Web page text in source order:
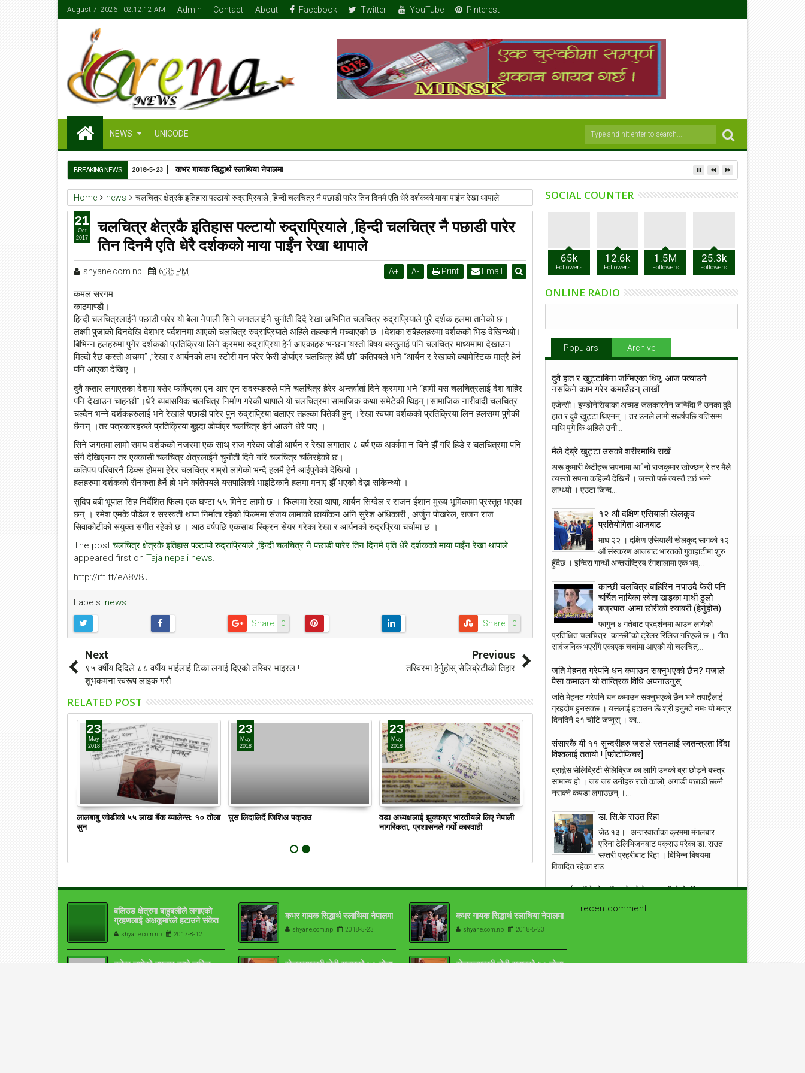
August 7, 2026 02:12:12 AM Admin Contact About Facebook Twitter YouTube Pinterest
NEWS UNICODE
BREAKING NEWS कभर गायक सिद्धार्थ स्लाथिया नेपालमा
2018-5-23
Home news चलचित्र क्षेत्रकै इतिहास पल्टायो रुद्राप्रियाले ,हिन्दी चलचित्र नै पछाडी पारेर तिन दिनमै एति धेरै दर्शकको माया पाईंन रेखा थापाले
चलचित्र क्षेत्रकै इतिहास पल्टायो रुद्राप्रियाले ,हिन्दी चलचित्र नै पछाडी पारेर
तिन दिनमै एति धेरै दर्शकको माया पाईंन रेखा थापाले
shyane.com.np 6:35 PM A+ A- Print Email
कमल सरगम
काठमाण्डौ।
हिन्दी चलचित्रलाईनै पछाडी पारेर यो बेला नेपाली सिने जगतलाईनै चुनौती दिदै रेखा अभिनित चलचित्र रुद्राप्रियाले पुरै दर्शक हलमा तानेको छ।
लक्ष्मी पुजाको दिनदेखि देशभर पर्दशनमा आएको चलचित्र रुद्राप्रियाले अहिले तहल्कानै मच्चाएको छ ।देशका सबैहलहरुमा दर्शकको भिड देखिन्थ्यो।
बिभिन्न हलहरुमा पुगेर दर्शकको प्रतिक्रिया लिने क्रममा रुद्राप्रिया हेर्न आएकाहरु भन्छन”यस्तो बिषय बस्तुलाई पनि चलचित्र माध्यमामा देखाउन
मिल्दो रैछ कस्तो अचम्म” ,”रेखा र आर्यनको लभ स्टोरी मन परेर फेरी डोर्याएर चलचित्र हेर्दै छौ” कतिपयले भने “आर्यन र रेखाको क्यामेस्टिक मात्रै हेर्न
पनि आएका देखिए ।
दुवै कतार लगाएतका देशमा बसेर फर्किएका एन आर एन सदस्यहरुले पनि चलचित्र हेरेर अन्तर्वार्ता दिने क्रममा भने “हामी यस चलचित्रलाई देश बाहिर
पनि देखाउन चाहन्छौ”।धेरै ब्यबासयिक चलचित्र निर्माण गरेकी थापाले यो चलचित्रमा सामाजिक कथा समेटेकी थिइन्।सामाजिक नारीवादी चलचित्र
चल्दैन भन्ने दर्शकहरुलाई भने रेखाले पछाडी पारेर पुन रुद्राप्रिया चलाएर तहल्का पितेकी हुन् ।रेखा स्वयम दर्शकको प्रतिक्रिया लिन हलसम्म पुगेकी
छैनन् ।तर पत्रकारहरुले प्रतिक्रिया बुझ्दा डोर्याएर चलचित्र हेर्न आउने धेरै पाए ।
सिने जगतमा लामो समय दर्शकको नजरमा एक साथ् राज गरेका जोडी आर्यन र रेखा लगातार ८ बर्ष एक अर्कामा न चिने झैँ गरि हिडे र चलचित्रमा पनि
संगै देखिएनन तर एक्कासी चलचित्र क्षेत्रलाईनै चुनौती दिने गरि चलचित्र चलिरहेको छ।
कतिपय परिवारनै डिक्स होममा हेरेर चलचित्र राम्रो लागेको भन्दै हलमै हेर्न आईपुगेको देखियो ।
हलहरुमा दर्शकको रौनकता हेर्ने हो भने कतिपयले यसपालिको भाइटिकानै हलमा मनाए झैँ भएको देख्न सकिन्थ्यो ।
सुदिप बबी भूपाल सिंह निर्देशित फिल्म एक घण्टा ५५ मिनेट लामो छ । फिल्ममा रेखा थापा, आर्यन सिग्देल र राजन ईशान मुख्य भूमिकामा प्रस्तुत भएका
छन् । रमेश एमके पौडेल र सरस्वती थापा निर्माता रहेको फिल्ममा संजय लामाको छायाँकन अनि सुरेश अधिकारी , अर्जुन पोखरेल, राजन राज
सिवाकोटीको संयुक्त संगीत रहेको छ । आठ वर्षपछि एकसाथ स्क्रिन सेयर गरेका रेखा र आर्यनको रुद्रप्रिया चर्चामा छ ।
The postचलचित्र क्षेत्रकै इतिहास पल्टायो रुद्राप्रियाले ,हिन्दी चलचित्र नै पछाडी पारेर तिन दिनमै एति धेरै दर्शकको माया पाईंन रेखा थापाले
appeared first on Taja nepali news.
http://ift.tt/eA8V8J
Labels: news
0
Share 0
Share
21
Oct
2017
Next
९५ वर्षीय दिदिले ८८ वर्षीय भाईलाई टिका लगाई दिएको तस्बिर भाइरल !
शुभकमना स्वरूप लाइक गरौ
Previous
तस्विरमा हेर्नुहोस् सेलिब्रेटीको तिहार
RELATED POST
23
May
2018
लालबाबु जोडीको ५५ लाख बैंक ब्यालेन्स: १० तोला
सुन
23
May
2018
घुस लिदालिदैं जिशिअ पक्राउ
23
May
2018
वडा अध्यक्षलाई झुक्काएर भारतीयले लिए नेपाली
नागरिकता, प्रशासनले गर्याे कारवाही
2018
कांग्रेस उपसभापति निधि अमेरिकामा
2018
पटक फाइनलमा, फाप डु प्लेसिसको
ब्याटिङ
SOCIAL COUNTER
65k
Followers
12.6k
Followers
1.5M
Followers
25.3k
Followers
ONLINE RADIO
Populars Archive
दुवै हात र खुट्टाबिना जन्मिएका थिए, आज पत्याउनै
नसकिने काम गरेर कमाउँछन् लाखौं
एजेन्सी। इण्डोनेसियाका अच्मड जलकारनेन जन्मिँदा नै उनका दुवै
हात र दुवै खुट्टा थिएनन् । तर उनले लामो संघर्षपछि यतिसम्म
माथि पुगे कि अहिले उनी...
मैले देब्रे खुट्टा उसको शरीरमाथि राखेँ
अरू कुमारी केटीहरू सपनामा आˆनो राजकुमार खोज्छन् रे तर मैले
त्यस्तो सपना कहिल्यै देखिनँ । जस्तो पर्छ त्यस्तै टर्छ भन्ने
लाग्थ्यो । एउटा जिन्द...
१२ औं दक्षिण एसियाली खेलकुद
प्रतियोगिता आजबाट
माघ २२ । दक्षिण एसियाली खेलकुद सागको १२
औं संस्करण आजबाट भारतको गुवाहाटीमा शुरु
हुँदैछ । इन्दिरा गान्धी अन्तर्राष्ट्रिय रंगशालामा एक भव्...
कान्छी चलचित्र बाहिरिन नपाउदै फेरी पनि
चर्चित नायिका स्वेता खड्का माथी ठुलो
बज्रपात :आमा छोरीको रुवाबरी (हेर्नुहोस)
फागुन ४ गतेबाट प्रदर्शनमा आउन लागेको
प्रतिक्षित चलचित्र “कान्छी”को ट्रेलर रिलिज गरिएको छ । गीत
सार्वजनिक भएसँगै एकाएक चर्चामा आएको यो चलचित्...
जति मेहनत गरेपनि धन कमाउन सक्नुभएको छैन? मजाले
पैसा कमाउन यो तान्त्रिक विधि अपनाउनुस्
जति मेहनत गरेपनि धन कमाउन सक्नुभएको छैन भने तपाईंलाई
ग्रहदोष हुनसक्छ । यसलाई हटाउन ऊँ श्री हनुमते नमः यो मन्त्र
दिनदिनै २१ चोटि जप्नुस् । का...
संसारकै यी ११ सुन्दरीहरु जसले स्तनलाई स्वतन्त्रता दिँदा
विश्वलाई ततायो ! [फोटोफिचर]
ब्राह्लेस सेलिब्रिटी सेलिब्रिज का लागि उनको ब्रा छोड़ने बस्त्र
सामान्य हो । जब जब उनीहरु रातो कालो, अगाडी पछाडी छल्नै
नसक्ने कपडा लगाउछन् ।...
डा. सि.के राउत रिहा
जेठ १३। अन्तरवार्ताका क्रममा मंगलबार
एरिना टेलिभिजनबाट पक्राउ परेका डा. राउत
सप्तरी प्रहरीबाट रिहा । बिभिन्न बिषयमा
विवादित रहेका राउ...
१९ वर्षमा बितेको भनिएको छोरो एक्कासी देखेपछि आमा
आँफुले जन्माएर हुर्काएको सन्तानको निधनमा जो कोहि पनि
प्रत्युष लिएरआउदै संगीतकार बिपिन किरण
बलिउड क्षेत्रमा बाहुबलीले लगाएको
ग्रहणलाई अक्षकुमारले हटाउने संकेत
shyane.com.np 2017-8-12
करेन्ट लागेको उपचार बन्यो जटिल
कभर गायक सिद्धार्थ स्लाथिया नेपालमा
shyane.com.np 2018-5-23
खेलकुदमन्त्री जेबी सुनारको ५० तोला
कभर गायक सिद्धार्थ स्लाथिया नेपालमा
shyane.com.np 2018-5-23
खेलकुदमन्त्री जेबी सुनारको ५० तोला
recentcomment